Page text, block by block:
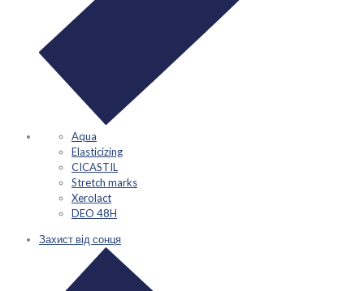
Aqua
Elasticizing
CICASTIL
Stretch marks
Xerolact
DEO 48H
Захист від сонця